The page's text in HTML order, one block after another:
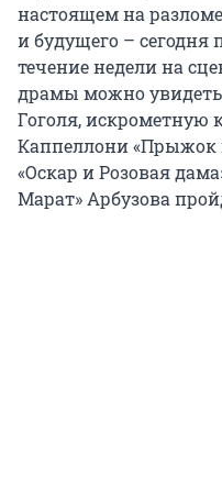
настоящем на
и будущего – сегодня
течение недели на
драмы можно
Гоголя, искрометную
Каппеллони «Прыжок
«Оскар и Розовая
Марат» Арбузова